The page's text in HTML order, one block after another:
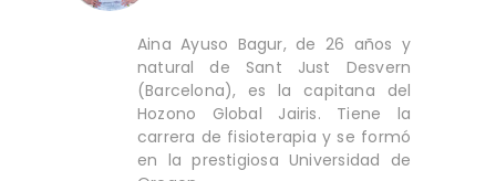
Aina Ayuso Bagur, de 26 años y
natural de Sant Just Desvern
(Barcelona), es la capitana del
Hozono Global Jairis. Tiene la
carrera de fisioterapia y se formó
en la prestigiosa Universidad de